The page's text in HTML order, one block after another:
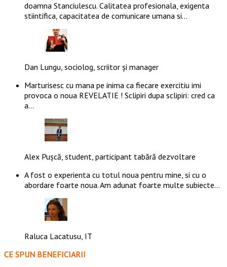
doamna Stanciulescu. Calitatea profesionala, exigenta
stiintifica, capacitatea de comunicare umana si…
Dan Lungu, sociolog, scriitor și manager
Marturisesc cu mana pe inima ca fiecare exercitiu imi
provoca o noua REVELATIE ! Sclipiri dupa sclipiri: cred ca
a…
Alex Pușcă, student, participant tabără dezvoltare
A fost o experienta cu totul noua pentru mine, si cu o
abordare foarte noua. Am adunat foarte multe subiecte…
Raluca Lacatusu, IT
CE SPUN BENEFICIARII